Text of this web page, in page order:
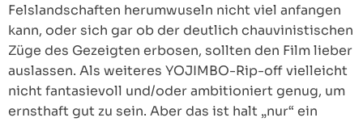
Felslandschaften herumwuseln nicht viel anfangen
kann, oder sich gar ob der deutlich chauvinistischen
Züge des Gezeigten erbosen, sollten den Film lieber
auslassen. Als weiteres YOJIMBO-Rip-off vielleicht
nicht fantasievoll und/oder ambitioniert genug, um
ernsthaft gut zu sein. Aber das ist halt „nur“ ein